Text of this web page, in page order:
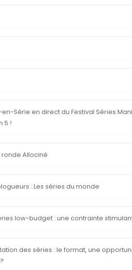
Série en direct du Festival Séries
5 !
ronde Allociné
: Les séries du monde
low-budget : une contrainte
des séries : le format, une